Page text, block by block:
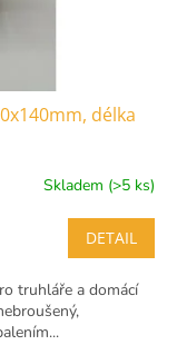
délka
Skladem (>5 ks)
DETAIL
truhláře a domácí